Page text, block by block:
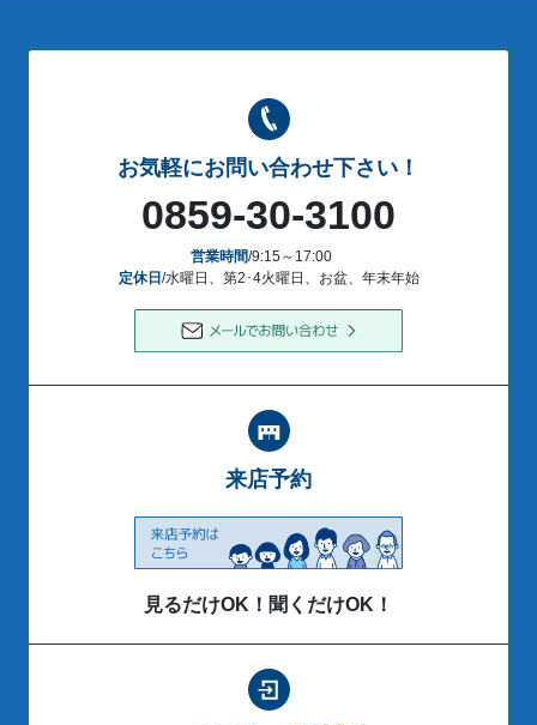
お気軽にお問い合わせ下さい！
0859-30-3100
営業時間/9:15～17:00
定休日 /水曜日、第2･4火曜日、お盆、年末年始
来店予約
見るだけOK！聞くだけOK！